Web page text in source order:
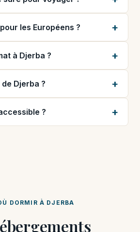
les Européens ?
à Djerba ?
Djerba ?
?
DORMIR À DJERBA